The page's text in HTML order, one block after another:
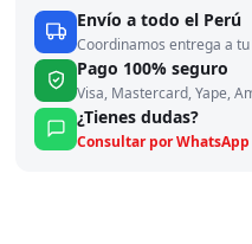
Envío a todo el Perú
Coordinamos entrega a
Pago 100% seguro
Visa, Mastercard, Yape,
¿Tienes dudas?
Consultar por